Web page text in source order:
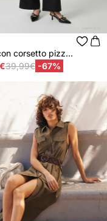
corsetto pizz...
39,99€ -67%